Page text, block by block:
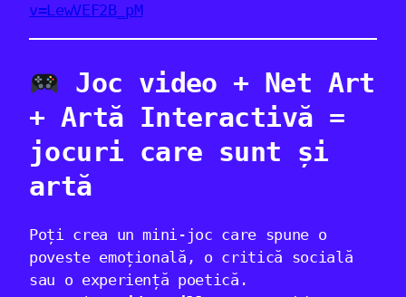
v=LewVEF2B_pM
Joc video + Net Art
+ Artă Interactivă =
jocuri care sunt și
artă
Poți crea un mini-joc care spune o
poveste emoțională, o critică socială
sau o experiență poetică.